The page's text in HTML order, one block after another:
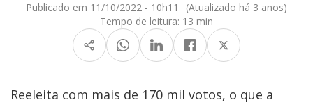
Publicado em 11/10/2022 - 10h11
(Atualizado há 3 anos)
Tempo de leitura: 13 min
Reeleita com mais de 170 mil votos, o que a